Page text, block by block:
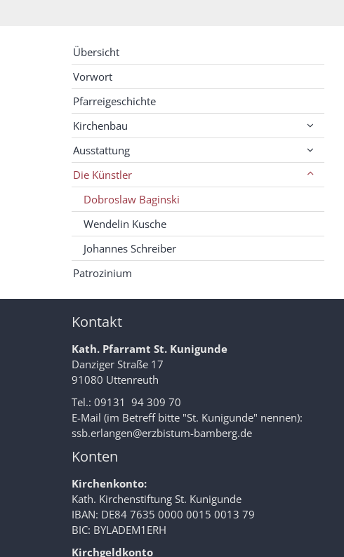
Übersicht
Vorwort
Pfarreigeschichte
Kirchenbau
Ausstattung
Die Künstler
Dobroslaw Baginski
Wendelin Kusche
Johannes Schreiber
Patrozinium
Kontakt
Kath. Pfarramt St. Kunigunde
Danziger Straße 17
91080 Uttenreuth
Tel.: 09131 94 309 70
E-Mail (im Betreff bitte "St. Kunigunde" nennen):
ssb.erlangen@erzbistum-bamberg.de
Konten
Kirchenkonto:
Kath. Kirchenstiftung St. Kunigunde
IBAN: DE84 7635 0000 0015 0013 79
BIC: BYLADEM1ERH
Kirchgeldkonto